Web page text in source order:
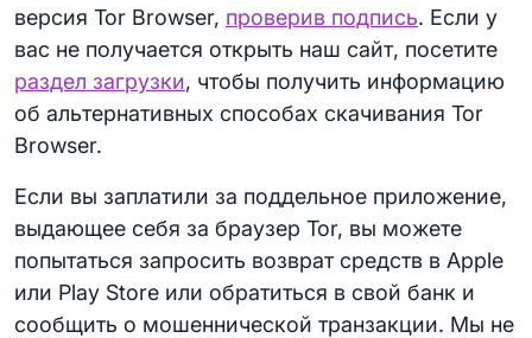
версия Tor Browser, проверив подпись. Если у
вас не получается открыть наш сайт, посетите
раздел загрузки, чтобы получить информацию
об альтернативных способах скачивания Tor
Browser.
Если вы заплатили за поддельное приложение,
выдающее себя за браузер Tor, вы можете
попытаться запросить возврат средств в Apple
или Play Store или обратиться в свой банк и
сообщить о мошеннической транзакции. Мы не